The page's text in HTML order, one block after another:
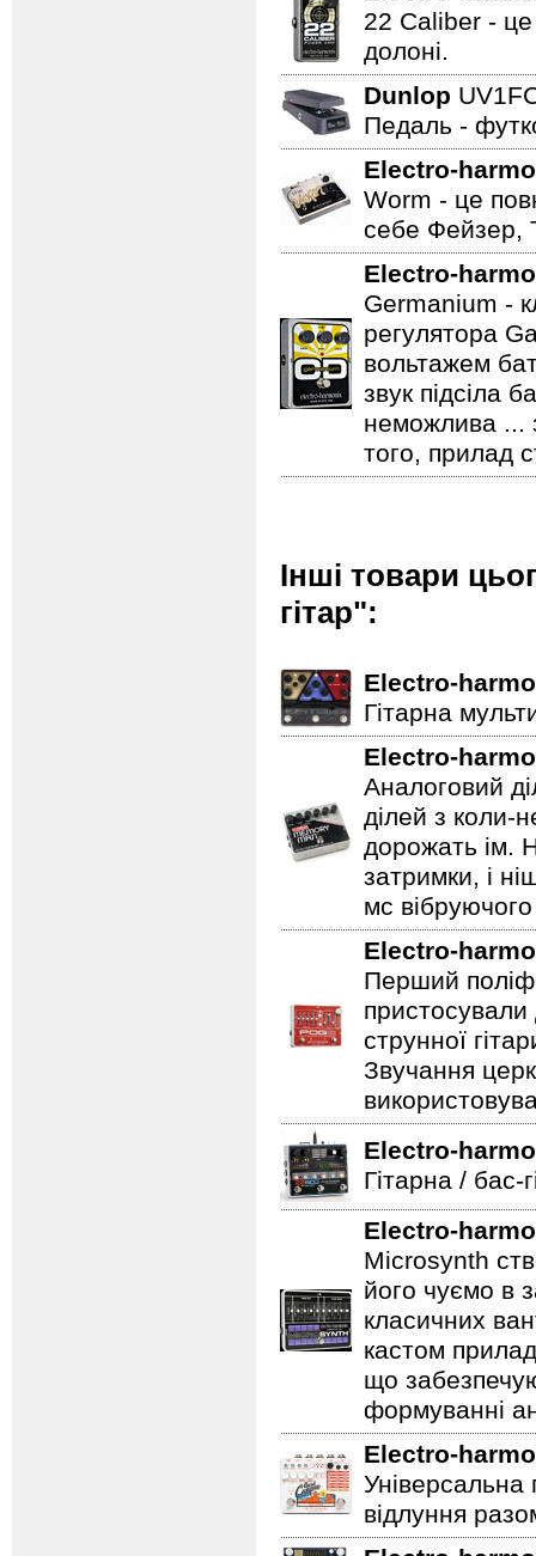
22 Caliber - це
долоні.
Dunlop
Педаль -
Electro-
Worm - це
себе Фейзер,
Electro-
Germanium -
регулятора
вольтажем
звук підсіла
неможлива ...
того, прилад
Інші товари
гітар":
Electro-
Гітарна
Electro-
Аналоговий
ділей з коли-
дорожать ім.
затримки, і
мс
Electro-
Перший
пристосували
струнної
Звучання
Electro-
Гітарна / бас-
Electro-
Microsynth
його чуємо в
класичних
кастом
що
формуванні
Electro-
Універсальна
відлуння